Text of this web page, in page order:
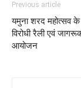
Previous article
यमुना शरद महोत्सव
विरोधी रैली एवं
आयोजन